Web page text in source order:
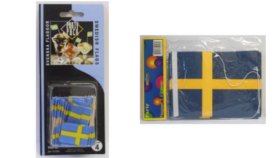
WUNSCHLISTE
HINZUFÜGEN
HINZUFÜGEN